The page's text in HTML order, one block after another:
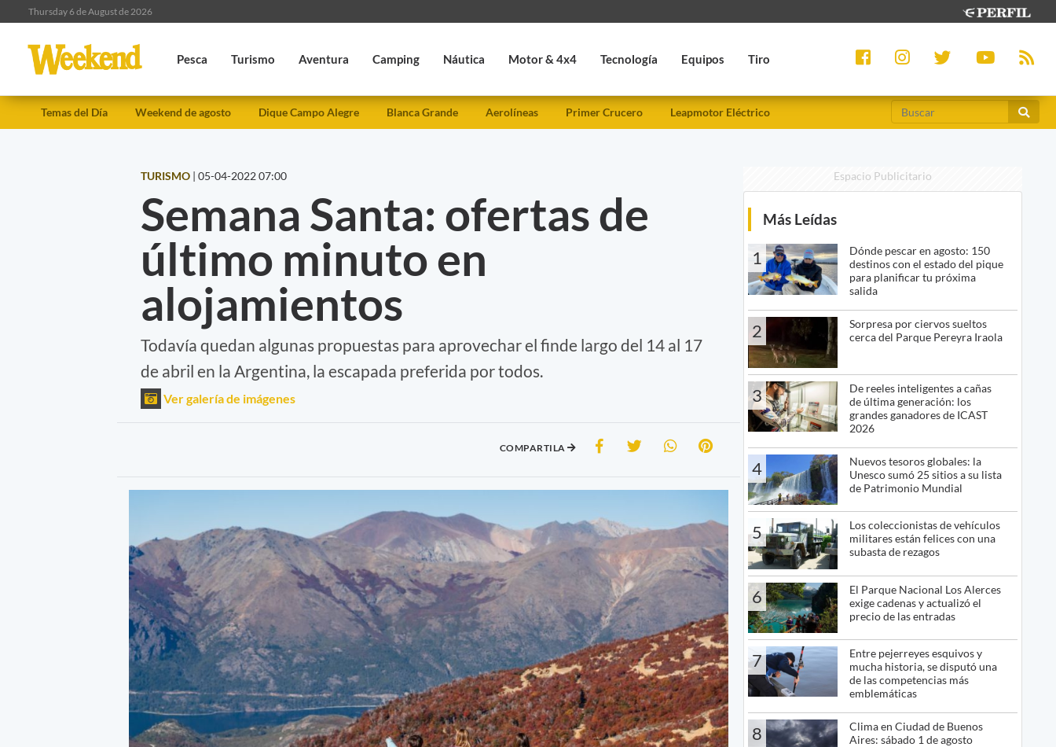
Thursday 6 de August de 2026
Pesca Turismo Aventura Camping Náutica Motor & 4x4 Tecnología Equipos Tiro
Temas del Día Weekend de agosto Dique Campo Alegre Blanca Grande Aerolíneas Primer Crucero Leapmotor Eléctrico
TURISMO | 05-04-2022 07:00
Semana Santa: ofertas de
último minuto en
alojamientos
Todavía quedan algunas propuestas para aprovechar el finde largo del 14 al 17
de abril en la Argentina, la escapada preferida por todos.
Ver galería de imágenes
COMPARTILA
Espacio Publicitario
Más Leídas
1
Dónde pescar en agosto: 150
destinos con el estado del pique
para planificar tu próxima
salida
2
Sorpresa por ciervos sueltos
cerca del Parque Pereyra Iraola
3
De reeles inteligentes a cañas
de última generación: los
grandes ganadores de ICAST
2026
4
Nuevos tesoros globales: la
Unesco sumó 25 sitios a su lista
de Patrimonio Mundial
5
Los coleccionistas de vehículos
militares están felices con una
subasta de rezagos
6
El Parque Nacional Los Alerces
exige cadenas y actualizó el
precio de las entradas
7
Entre pejerreyes esquivos y
mucha historia, se disputó una
de las competencias más
emblemáticas
8
Clima en Ciudad de Buenos
Aires: sábado 1 de agosto